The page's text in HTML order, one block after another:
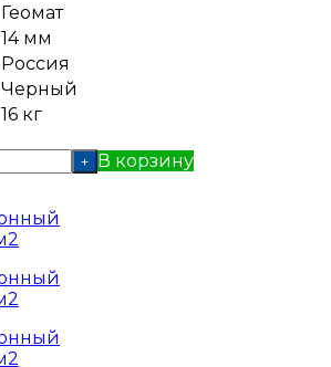
Геомат
14 мм
Россия
Черный
16 кг
+ В корзину